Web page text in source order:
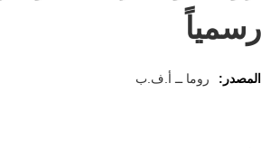
رسمياً
المصدر: روما ــ أ.ف.ب